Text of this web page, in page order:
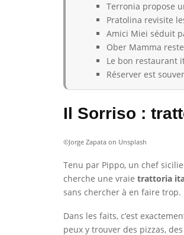
Terronia propose
Pratolina revisite
Amici Miei séduit
Ober Mamma
Le bon restaurant
Réserver est
Il Sorriso :
©Jorge Zapata on Unsplash
Tenu par Pippo, un chef
cherche une vraie trattoria
sans chercher à en faire trop.
Dans les faits, c’est
peux y trouver des pizzas,